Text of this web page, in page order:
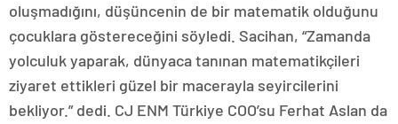
oluşmadığını, düşüncenin de bir matematik olduğunu
çocuklara göstereceğini söyledi. Sacihan, “Zamanda
yolculuk yaparak, dünyaca tanınan matematikçileri
ziyaret ettikleri güzel bir macerayla seyircilerini
bekliyor.” dedi. CJ ENM Türkiye COO’su Ferhat Aslan da